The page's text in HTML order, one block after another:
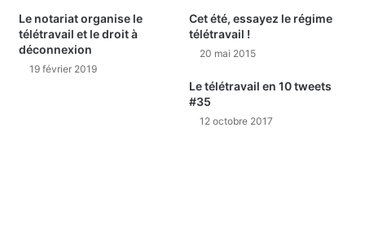
Le notariat organise le
télétravail et le droit à
déconnexion
19 février 2019
Cet été, essayez le régime
télétravail !
20 mai 2015
Le télétravail en 10 tweets
#35
12 octobre 2017